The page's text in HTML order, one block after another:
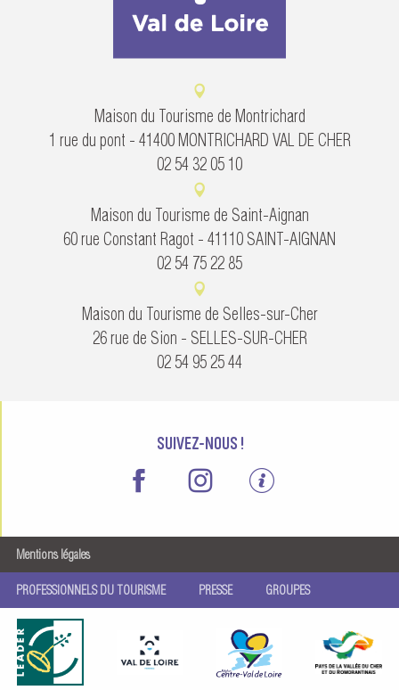
Maison du Tourisme de Montrichard
1 rue du pont - 41400 MONTRICHARD VAL DE CHER
02 54 32 05 10
Maison du Tourisme de Saint-Aignan
60 rue Constant Ragot - 41110 SAINT-AIGNAN
02 54 75 22 85
Maison du Tourisme de Selles-sur-Cher
26 rue de Sion - SELLES-SUR-CHER
02 54 95 25 44
SUIVEZ-NOUS !
Mentions légales
PROFESSIONNELS DU TOURISME PRESSE GROUPES